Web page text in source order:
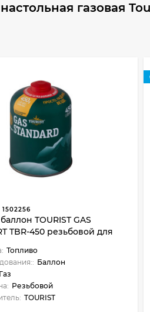
газовая
1502256
TOURIST GAS
TBR-450 резьбовой для
Топливо
Баллон
Газ
Резьбовой
TOURIST